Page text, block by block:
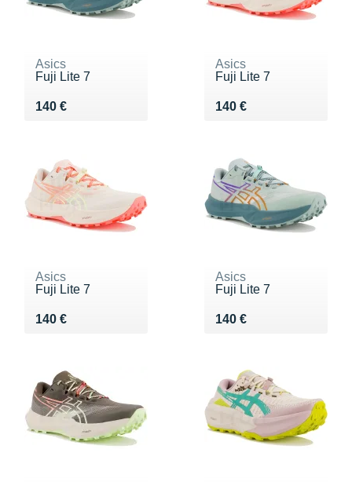
Asics
Fuji Lite 7
140 €
Vendu 140 €
Asics
Fuji Lite 7
140 €
Vendu 140 €
Asics
Fuji Lite 7
140 €
Vendu 140 €
Asics
Fuji Lite 7
140 €
Vendu 140 €